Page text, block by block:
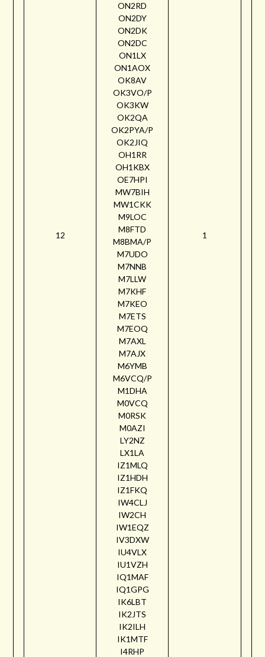
12
ON2RD
ON2DY
ON2DK
ON2DC
ON1LX
ON1AOX
OK8AV
OK3VO/P
OK3KW
OK2QA
OK2PYA/P
OK2JIQ
OH1RR
OH1KBX
OE7HPI
MW7BIH
MW1CKK
M9LOC
M8FTD
M8BMA/P
M7UDO
M7NNB
M7LLW
M7KHF
M7KEO
M7ETS
M7EOQ
M7AXL
M7AJX
M6YMB
M6VCQ/P
M1DHA
M0VCQ
M0RSK
M0AZI
LY2NZ
LX1LA
IZ1MLQ
IZ1HDH
IZ1FKQ
IW4CLJ
IW2CH
IW1EQZ
IV3DXW
IU4VLX
IU1VZH
IQ1MAF
IQ1GPG
IK6LBT
IK2JTS
IK2ILH
IK1MTF
I4RHP
1